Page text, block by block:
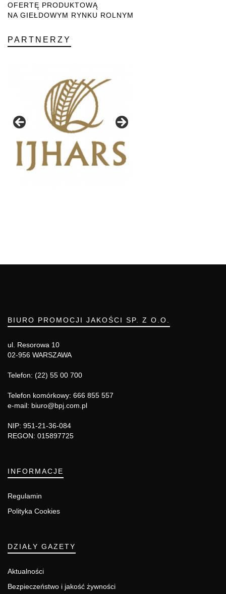
OFERTĘ PRODUKTOWĄ
NA GIEŁDOWYM RYNKU ROLNYM
PARTNERZY
BIURO PROMOCJI JAKOŚCI SP. Z O.O.
ul. Resorowa 10
02-956 WARSZAWA
Telefon: (22) 55 00 700
Telefon komórkowy: 666 855 557
e-mail: biuro@bpj.com.pl
NIP: 951-21-36-084
REGON: 015897725
INFORMACJE
Regulamin
Polityka Cookies
DZIAŁY GAZETY
Aktualności
Bezpieczeństwo i jakość żywności